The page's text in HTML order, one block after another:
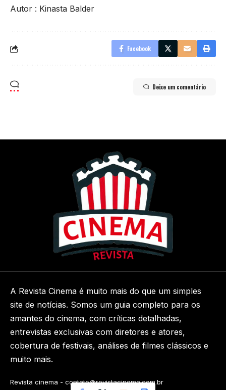
Autor : Kinasta Balder
Facebook
Deixe um comentário
A Revista Cinema é muito mais do que um simples
site de notícias. Somos um guia completo para os
amantes do cinema, com críticas detalhadas,
entrevistas exclusivas com diretores e atores,
cobertura de festivais, análises de filmes clássicos e
muito mais.
Revista cinema - contato@revistacinema.com.br